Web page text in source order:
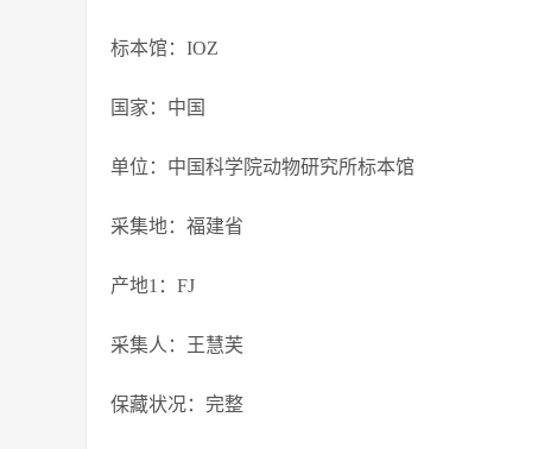
标本馆：IOZ
国家：中国
单位：中国科学院动物研究所标本馆
采集地：福建省
产地1：FJ
采集人：王慧芙
保藏状况：完整